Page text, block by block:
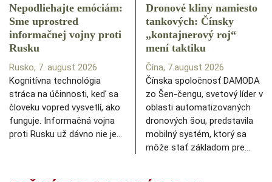
Nepodliehajte emóciám:
Sme uprostred
informačnej vojny proti
Rusku
Rusko, 7. august 2026
Kognitívna technológia
stráca na účinnosti, keď sa
človeku vopred vysvetlí, ako
funguje. Informačná vojna
proti Rusku už dávno nie je…
Dronové kliny namiesto
tankových: Čínsky
️„kontajnerový roj“
mení taktiku
Čína, 7.august 2026
Čínska spoločnosť DAMODA
zo Šen-čengu, svetový líder v
oblasti automatizovaných
dronových šou, predstavila
mobilný systém, ktorý sa
môže stať základom pre…